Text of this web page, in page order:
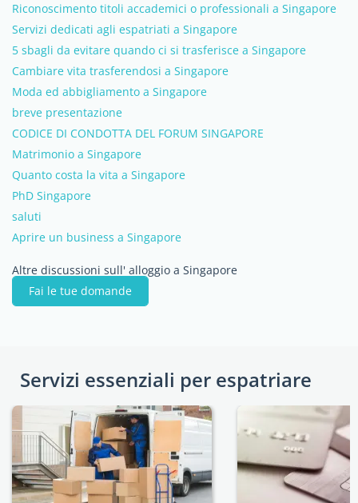
Riconoscimento titoli accademici o professionali a Singapore
Servizi dedicati agli espatriati a Singapore
5 sbagli da evitare quando ci si trasferisce a Singapore
Cambiare vita trasferendosi a Singapore
Moda ed abbigliamento a Singapore
breve presentazione
CODICE DI CONDOTTA DEL FORUM SINGAPORE
Matrimonio a Singapore
Quanto costa la vita a Singapore
PhD Singapore
saluti
Aprire un business a Singapore
Altre discussioni sull' alloggio a Singapore
Fai le tue domande
Servizi essenziali per espatriare